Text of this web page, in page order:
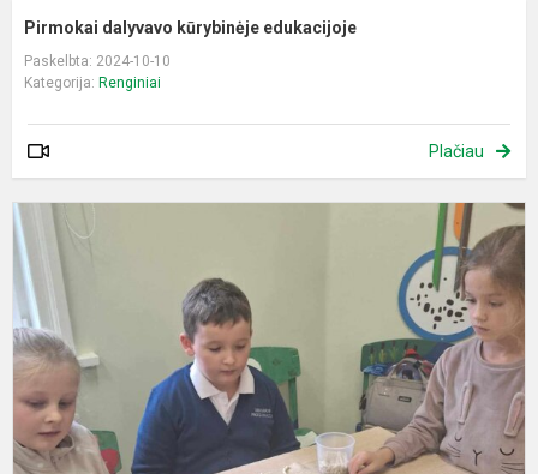
Pirmokai dalyvavo kūrybinėje edukacijoje
Paskelbta: 2024-10-10
Kategorija: Renginiai
Plačiau